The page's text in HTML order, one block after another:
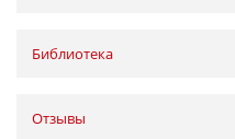
Библиотека
Отзывы